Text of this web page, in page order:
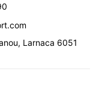
, Larnaca 6051